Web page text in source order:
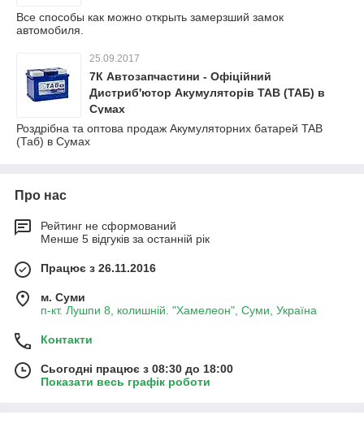
Все способы как можно открыть замерзший замок
автомобиля.
25.09.2017
7К Автозапчастини - Офіційний
Дистриб'ютор Акумуляторів TAB (ТАБ) в
Сумах
Роздрібна та оптова продаж Акумуляторних батарей TAB
(Таб) в Сумах
Про нас
Рейтинг не сформований
Менше 5 відгуків за останній рік
Працює з 26.11.2016
м. Суми
п-кт. Лушпи 8, колишній. "Хамелеон", Суми, Україна
Контакти
Сьогодні працює з 08:30 до 18:00
Показати весь графік роботи